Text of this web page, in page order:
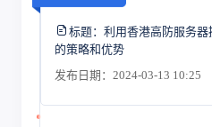
标题： 利用香港高防服务
的策略和优势
发布日期：2024-03-13 10:25